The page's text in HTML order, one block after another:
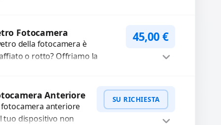
con
Preventivo
Fotocamera
della fotocamera è
o rotto? Offriamo la
45,00€
Anteriore
fotocamera anteriore
tuo dispositivo non
SU RICHIESTA